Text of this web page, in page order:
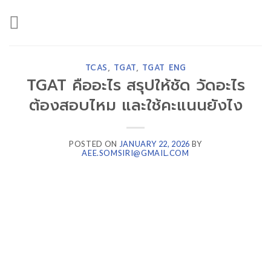
to
TCAS, TGAT, TGAT ENG
TGAT คืออะไร สรุปให้ชัด วัดอะไร
ต้องสอบไหม และใช้คะแนนยังไง
POSTED ON JANUARY 22, 2026 BY
AEE.SOMSIRI@GMAIL.COM